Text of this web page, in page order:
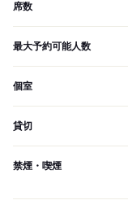
席数
最大予約可能人数
個室
貸切
禁煙・喫煙